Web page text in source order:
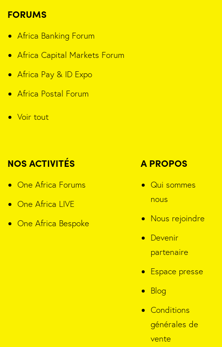
FORUMS
Africa Banking Forum
Africa Capital Markets Forum
Africa Pay & ID Expo
Africa Postal Forum
Voir tout
NOS ACTIVITÉS
One Africa Forums
One Africa LIVE
One Africa Bespoke
A PROPOS
Qui sommes
nous
Nous rejoindre
Devenir
partenaire
Espace presse
Blog
Conditions
générales de
vente